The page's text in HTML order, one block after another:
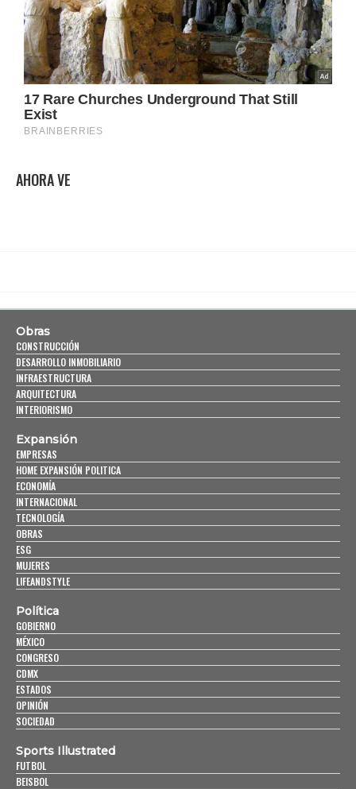
AHORA VE
Obras
CONSTRUCCIÓN
DESARROLLO INMOBILIARIO
INFRAESTRUCTURA
ARQUITECTURA
INTERIORISMO
Expansión
EMPRESAS
HOME EXPANSIÓN POLITICA
ECONOMÍA
INTERNACIONAL
TECNOLOGÍA
OBRAS
ESG
MUJERES
LIFEANDSTYLE
Política
GOBIERNO
MÉXICO
CONGRESO
CDMX
ESTADOS
OPINIÓN
SOCIEDAD
Sports Illustrated
FUTBOL
BEISBOL